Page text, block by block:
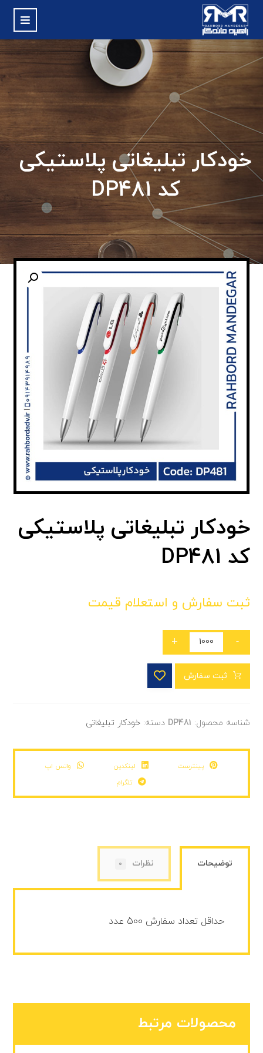
خودکار تبلیغاتی پلاستیکی
کد DP481
خودکار تبلیغاتی پلاستیکی
کد DP481
ثبت سفارش و استعلام قیمت
-
+
ثبت سفارش
شناسه محصول: DP481 دسته:خودکار تبلیغاتی
پینترست لینکدین
واتس اپ
تلگرام
توضیحات نظرات 0
حداقل تعداد سفارش 500 عدد
محصولات مرتبط